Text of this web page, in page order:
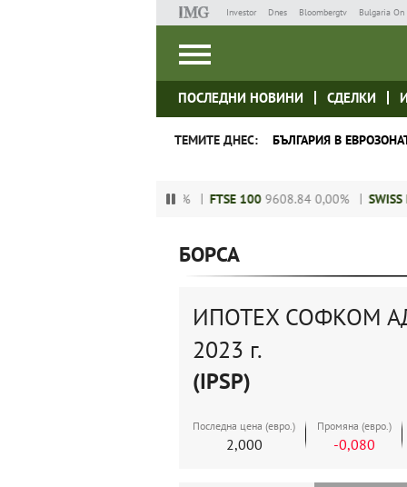
Investor Dnes Bloombergtv Bulgaria On
ПОСЛЕДНИ НОВИНИ СДЕЛКИ
ТЕМИТЕ ДНЕС: БЪЛГАРИЯ В
FTSE 100 9608.84 0,00% SWISS
БОРСА
ИПОТЕХ СОФКОМ АД
2023 г.
(IPSP)
Последна цена (евро.)
2,000
Промяна (евро.)
-0,080